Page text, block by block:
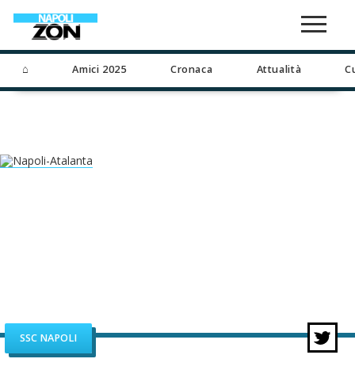
⌂ Amici 2025 Cronaca Attualità
SSC NAPOLI